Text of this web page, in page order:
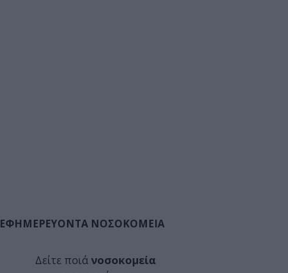
ΕΦΗΜΕΡΕΥΟΝΤΑ ΝΟΣΟΚΟΜΕΙΑ
Δείτε ποιά νοσοκομεία